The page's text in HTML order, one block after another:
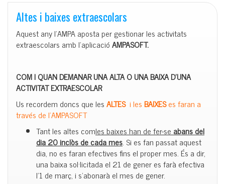
Altes i baixes extraescolars
Aquest any l’AMPA aposta per gestionar les activitats
extraescolars amb l’aplicacióAMPASOFT.
COM I QUAN DEMANAR UNA ALTA O UNA BAIXA D’UNA
ACTIVITAT EXTRAESCOLAR
Us recordem doncs que lesALTESi lesBAIXESes faran a
través de l’AMPASOFT
Tant les altes comles baixes han de fer-se abans del
dia 20 inclòs de cada mes. Si es fan passat aquest
dia, no es faran efectives fins el proper mes. És a dir,
una baixa sol·licitada el 21 de gener es farà efectiva
l’1 de març, i s’abonarà el mes de gener.